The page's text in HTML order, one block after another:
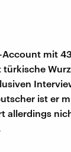
Account mit
ist er
allerdings